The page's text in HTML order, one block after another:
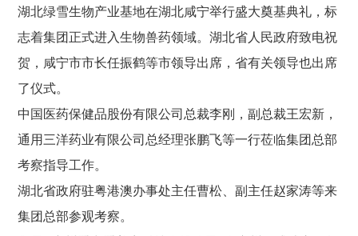
湖北绿雪生物产业基地在湖北咸宁举行盛大奠基典礼，标
志着集团正式进入生物兽药领域。湖北省人民政府致电祝
贺，咸宁市市长任振鹤等市领导出席，省有关领导也出席
了仪式。
中国医药保健品股份有限公司总裁李刚，副总裁王宏新，
通用三洋药业有限公司总经理张鹏飞等一行莅临集团总部
考察指导工作。
湖北省政府驻粤港澳办事处主任曹松、副主任赵家涛等来
集团总部参观考察。